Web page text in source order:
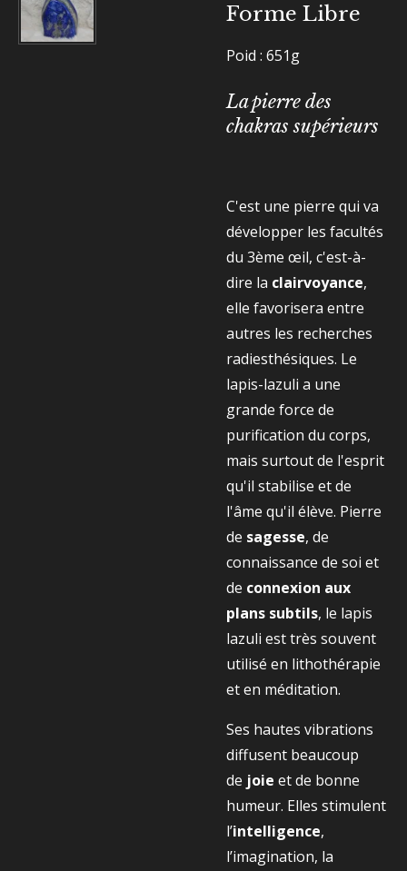
Forme Libre
Poid : 651g
La pierre des
chakras supérieurs
C'est une pierre qui va
développer les facultés
du 3ème œil, c'est-à-
dire la clairvoyance,
elle favorisera entre
autres les recherches
radiesthésiques. Le
lapis-lazuli a une
grande force de
purification du corps,
mais surtout de l'esprit
qu'il stabilise et de
l'âme qu'il élève. Pierre
de sagesse, de
connaissance de soi et
de connexion aux
plans subtils, le lapis
lazuli est très souvent
utilisé en lithothérapie
et en méditation.
Ses hautes vibrations
diffusent beaucoup
de joie et de bonne
humeur. Elles stimulent
l’intelligence,
l’imagination, la